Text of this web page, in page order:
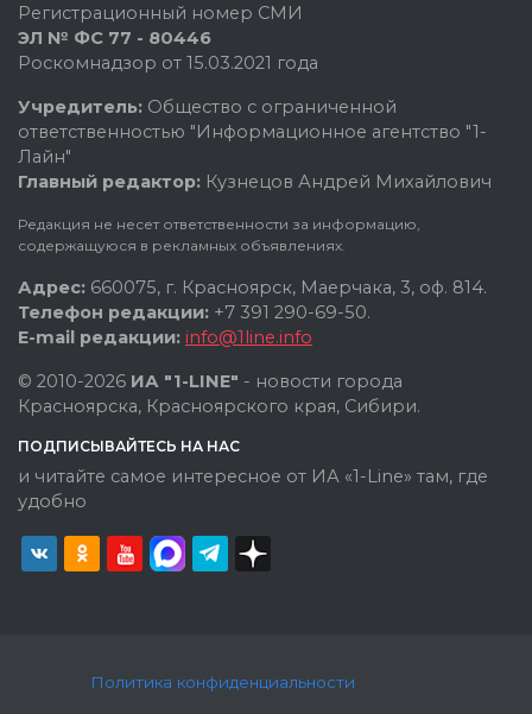
Регистрационный номер СМИ
ЭЛ № ФС 77 - 80446
Роскомнадзор от 15.03.2021 года
Учредитель: Общество с ограниченной
ответственностью "Информационное агентство "1-
Лайн"
Главный редактор: Кузнецов Андрей Михайлович
Редакция не несет ответственности за информацию,
содержащуюся в рекламных объявлениях.
Адрес: 660075, г. Красноярск, Маерчака, 3, оф. 814.
Телефон редакции: +7 391 290-69-50.
E-mail редакции: info@1line.info
© 2010-2026 ИА "1-LINE" - новости города
Красноярска, Красноярского края, Сибири.
ПОДПИСЫВАЙТЕСЬ НА НАС
и читайте самое интересное от ИА «1-Line» там, где
удобно
Политика конфиденциальности